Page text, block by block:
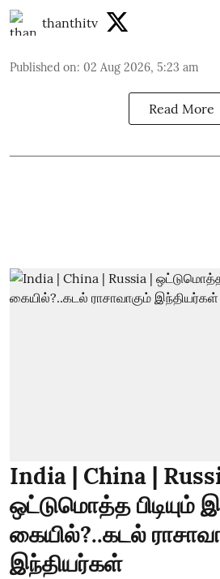
thanthitv
Published on: 02 Aug 2026, 5:23 am
Read More
India | China |
ஒட்டுமொத்த பிடியும்
கையில்?..கடல்
இந்தியர்கள்